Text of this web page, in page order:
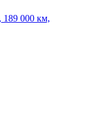
189 000 км,